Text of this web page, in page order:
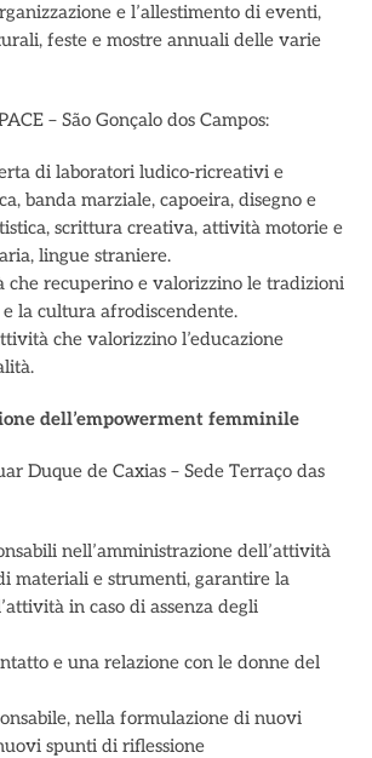
e l’allestimento di eventi,
feste e mostre annuali delle varie
– São Gonçalo dos Campos:
di laboratori ludico-ricreativi e
banda marziale, capoeira, disegno e
scrittura creativa, attività motorie e
lingue straniere.
recuperino e valorizzino le tradizioni
la cultura afrodiscendente.
che valorizzino l’educazione
dell’empowerment femminile
Duque de Caxias – Sede Terraço das
nell’amministrazione dell’attività
materiali e strumenti, garantire la
in caso di assenza degli
e una relazione con le donne del
nella formulazione di nuovi
spunti di riflessione